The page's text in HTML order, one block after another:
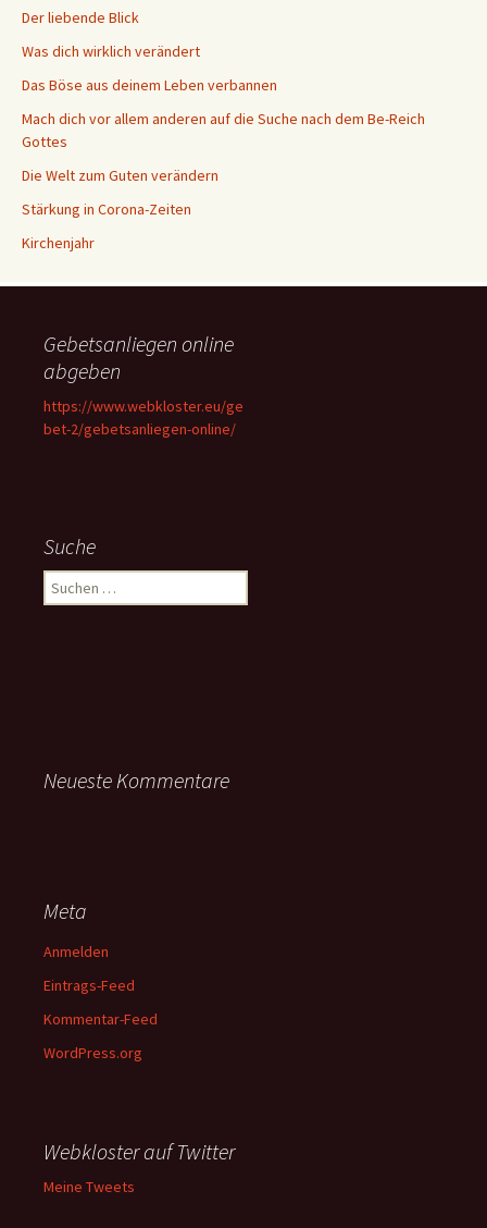
Der liebende Blick
Was dich wirklich verändert
Das Böse aus deinem Leben verbannen
Mach dich vor allem anderen auf die Suche nach dem Be-Reich
Gottes
Die Welt zum Guten verändern
Stärkung in Corona-Zeiten
Kirchenjahr
Gebetsanliegen online
abgeben
https://www.webkloster.eu/ge
bet-2/gebetsanliegen-online/
Suche
Suchen
nach:
Neueste Kommentare
Meta
Anmelden
Eintrags-Feed
Kommentar-Feed
WordPress.org
Webkloster auf Twitter
Meine Tweets